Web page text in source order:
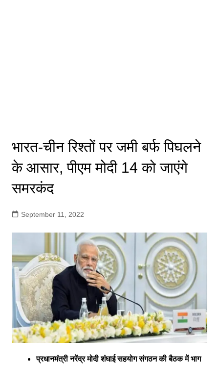
भारत-चीन रिश्तों पर जमी बर्फ पिघलने
के आसार, पीएम मोदी 14 को जाएंगे
समरकंद
September 11, 2022
प्रधानमंत्री नरेंद्र मोदी शंघाई सहयोग संगठन की बैठक में भाग